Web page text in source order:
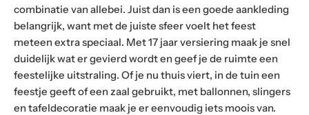
combinatie van allebei. Juist dan is een goede aankleding
belangrijk, want met de juiste sfeer voelt het feest
meteen extra speciaal. Met 17 jaar versiering maak je snel
duidelijk wat er gevierd wordt en geef je de ruimte een
feestelijke uitstraling. Of je nu thuis viert, in de tuin een
feestje geeft of een zaal gebruikt, met ballonnen, slingers
en tafeldecoratie maak je er eenvoudig iets moois van.